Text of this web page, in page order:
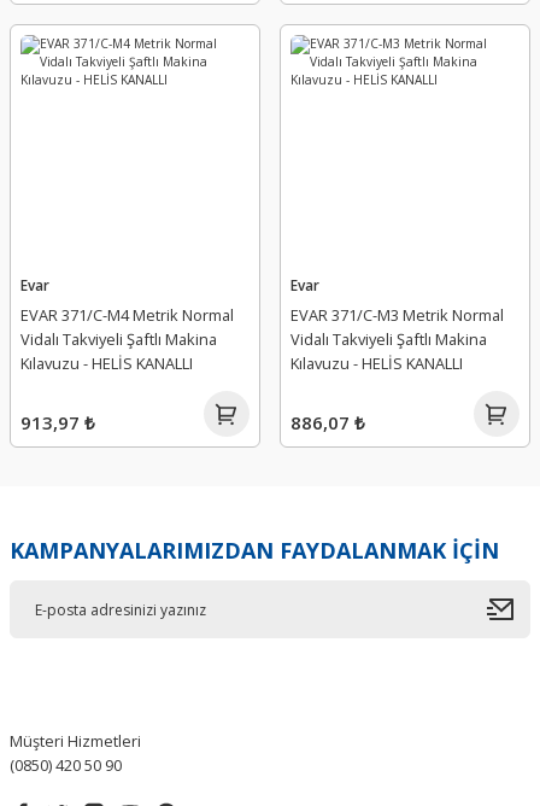
Evar
EVAR 371/C-M4 Metrik Normal
Vidalı Takviyeli Şaftlı Makina
Kılavuzu - HELİS KANALLI
913,97 ₺
Evar
EVAR 371/C-M3 Metrik Normal
Vidalı Takviyeli Şaftlı Makina
Kılavuzu - HELİS KANALLI
886,07 ₺
KAMPANYALARIMIZDAN FAYDALANMAK İÇİN
Müşteri Hizmetleri
(0850) 420 50 90